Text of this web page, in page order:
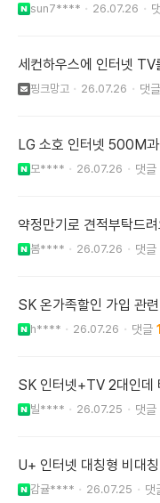
sun7**** 26.07.26
세컨하우스에 인터넷
핑크망고 26.07.26
LG 소호 인터넷 500M
모**** 26.07.26
약정만기로 견적부탁드
봄**** 26.07.26
SK 온가족할인 가입 관
h**** 26.07.26
SK 인터넷+TV 2대인데
빌**** 26.07.25
U+ 인터넷 대칭형 비대칭
감귤**** 26.07.25